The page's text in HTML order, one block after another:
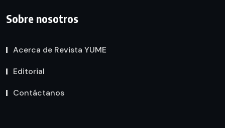
Sobre nosotros
Acerca de Revista YUME
Editorial
Contáctanos